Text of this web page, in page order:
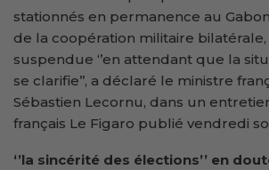
stationnés en permanence au
de la coopération militaire
suspendue ‘’en attendant que la
se clarifie’’, a déclaré le ministre
Sébastien Lecornu, dans un
français Le Figaro publié vendredi
‘’la sincérité des élections’’ en